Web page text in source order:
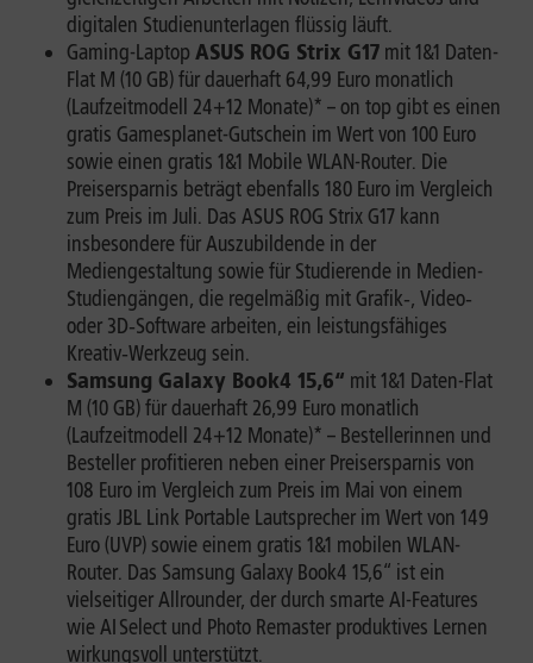
digitalen Studienunterlagen flüssig läuft.
Gaming-Laptop ASUS ROG Strix G17 mit 1&1 Daten-
Flat M (10 GB) für dauerhaft 64,99 Euro monatlich
(Laufzeitmodell 24+12 Monate)* – on top gibt es einen
gratis Gamesplanet-Gutschein im Wert von 100 Euro
sowie einen gratis 1&1 Mobile WLAN-Router. Die
Preisersparnis beträgt ebenfalls 180 Euro im Vergleich
zum Preis im Juli. Das ASUS ROG Strix G17 kann
insbesondere für Auszubildende in der
Mediengestaltung sowie für Studierende in Medien-
Studiengängen, die regelmäßig mit Grafik‑, Video‑
oder 3D‑Software arbeiten, ein leistungsfähiges
Kreativ‑Werkzeug sein.
Samsung Galaxy Book4 15,6“ mit 1&1 Daten-Flat
M (10 GB) für dauerhaft 26,99 Euro monatlich
(Laufzeitmodell 24+12 Monate)* – Bestellerinnen und
Besteller profitieren neben einer Preisersparnis von
108 Euro im Vergleich zum Preis im Mai von einem
gratis JBL Link Portable Lautsprecher im Wert von 149
Euro (UVP) sowie einem gratis 1&1 mobilen WLAN-
Router. Das Samsung Galaxy Book4 15,6“ ist ein
vielseitiger Allrounder, der durch smarte AI-Features
wie AI Select und Photo Remaster produktives Lernen
wirkungsvoll unterstützt.